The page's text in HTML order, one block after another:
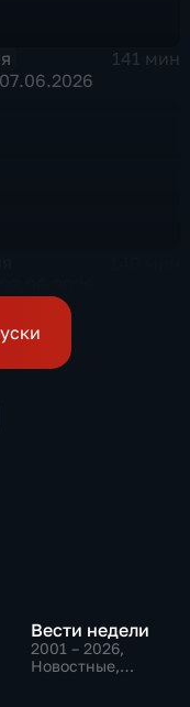
141 мин
Вести недели
2001 – 2026,
Новостные,